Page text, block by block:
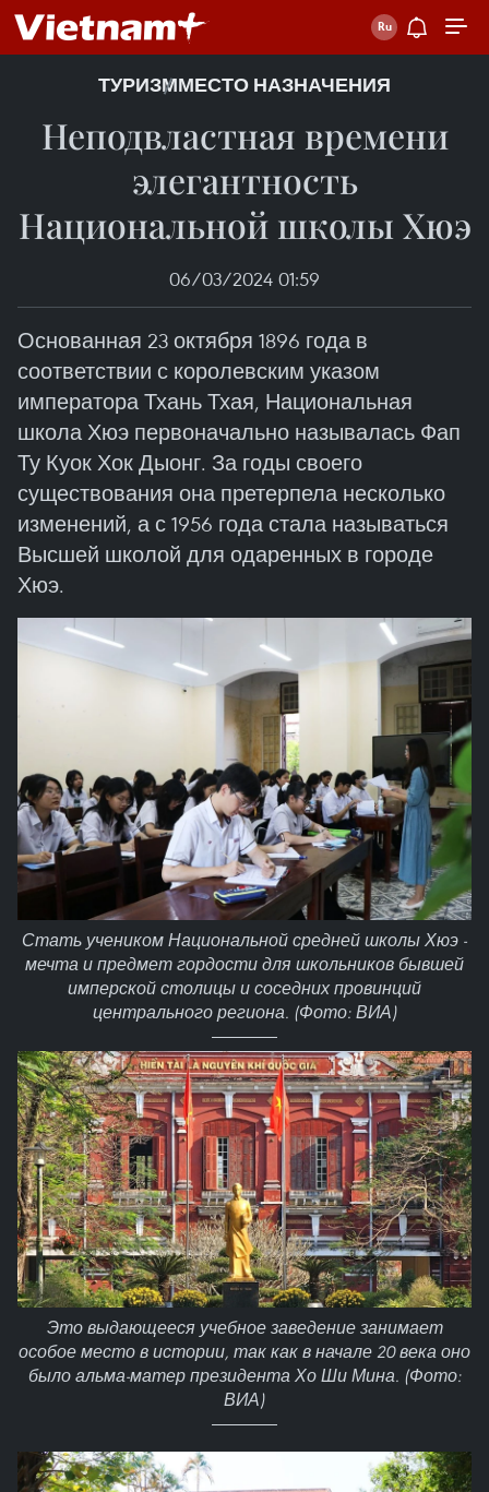
ТУРИЗММЕСТО НАЗНАЧЕНИЯ
Неподвластная времени
элегантность
Национальной школы Хюэ
06/03/2024 01:59
Основанная 23 октября 1896 года в
соответствии с королевским указом
императора Тхань Тхая, Национальная
школа Хюэ первоначально называлась Фап
Ту Куок Хок Дыонг. За годы своего
существования она претерпела несколько
изменений, а с 1956 года стала называться
Высшей школой для одаренных в городе
Хюэ.
Стать учеником Национальной средней школы Хюэ -
мечта и предмет гордости для школьников бывшей
имперской столицы и соседних провинций
центрального региона. (Фото: ВИА)
Это выдающееся учебное заведение занимает
особое место в истории, так как в начале 20 века оно
было альма-матер президента Хо Ши Мина. (Фото:
ВИА)